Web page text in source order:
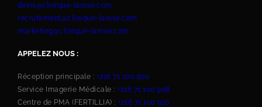
devis@clinique-larose.com
recrutement@clinique-larose.com
marketing@clinique-larose.com
APPELEZ NOUS :
Réception principale : +216 71 100 900
Service Imagerie Médicale : +216 71 100 908
Centre de PMA (FERTILLIA) : +216 71 100 910